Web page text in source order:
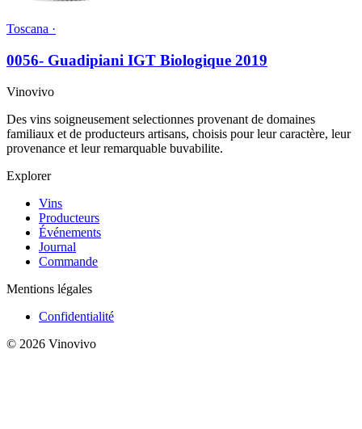
Toscana ·
0056- Guadipiani IGT Biologique 2019
Vinovivo
Des vins soigneusement selectionnes provenant de domaines
familiaux et de producteurs artisans, choisis pour leur caractère, leur
provenance et leur remarquable buvabilite.
Explorer
Vins
Producteurs
Événements
Journal
Commande
Mentions légales
Confidentialité
© 2026 Vinovivo